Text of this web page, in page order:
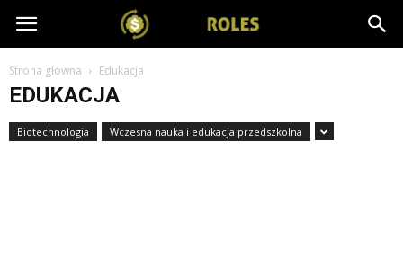
salesroles.pl
Strona główna Edukacja
EDUKACJA
Biotechnologia Wczesna nauka i edukacja przedszkolna